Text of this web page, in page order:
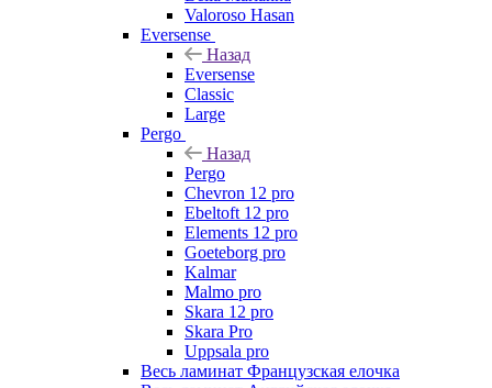
Valoroso Hasan
Eversense
Назад
Eversense
Classic
Large
Pergo
Назад
Pergo
Chevron 12 pro
Ebeltoft 12 pro
Elements 12 pro
Goeteborg pro
Kalmar
Malmo pro
Skara 12 pro
Skara Pro
Uppsala pro
Весь ламинат Французская елочка